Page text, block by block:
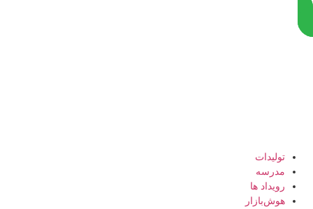
پرش
محتوا
تولیدات
مدرسه
رویداد ها
هوش‌بازار